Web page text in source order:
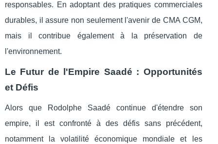
responsables. En adoptant des pratiques commerciales
durables, il assure non seulement l'avenir de CMA CGM,
mais il contribue également à la préservation de
l'environnement.
Le Futur de l'Empire Saadé : Opportunités
et Défis
Alors que Rodolphe Saadé continue d'étendre son
empire, il est confronté à des défis sans précédent,
notamment la volatilité économique mondiale et les